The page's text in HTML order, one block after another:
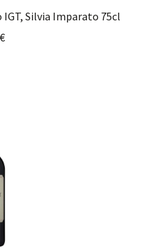
Silvia Imparato 75cl
€